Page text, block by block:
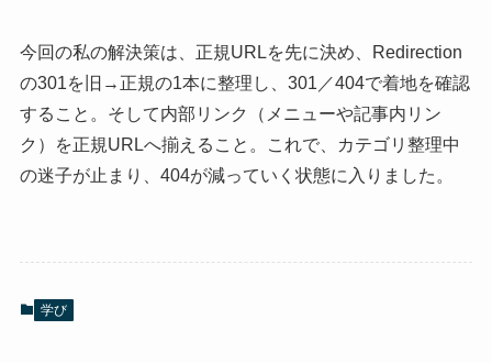
今回の私の解決策は、正規URLを先に決め、Redirection
の301を旧→正規の1本に整理し、301／404で着地を確認
すること。そして内部リンク（メニューや記事内リン
ク）を正規URLへ揃えること。これで、カテゴリ整理中
の迷子が止まり、404が減っていく状態に入りました。
学び